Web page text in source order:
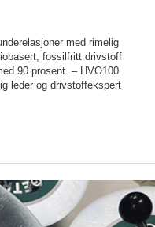
med rimelig
fossilfritt drivstoff
90 prosent. – HVO100
leder og drivstoffekspert